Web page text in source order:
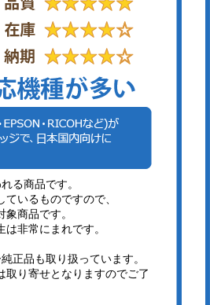
る商品です。
いるものですので、
商品です。
非常にまれです。
正品も取り扱っています。
取り寄せとなりますのでご了